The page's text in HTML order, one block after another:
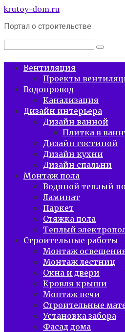
Перейти
контенту
krutoy-dom.ru
Портал о строительстве
Поиск:
Вентиляция
Проекты
Водопровод
Канализация
Дизайн интерьера
Дизайн ванной
Плитка в
Дизайн гостиной
Дизайн кухни
Дизайн спальни
Монтаж пола
Водяной теплый
Ламинат
Паркет
Стяжка пола
Теплый
Строительные работы
Монтаж
Монтаж лестниц
Окна и двери
Кровля крыши
Монтаж печи
Строительные
Установка забора
Фасад дома